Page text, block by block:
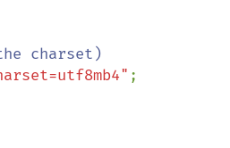
charset)
;